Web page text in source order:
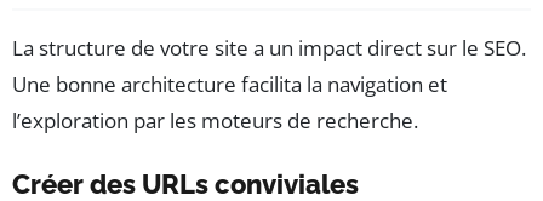
La structure de votre site a un impact direct sur le SEO.
Une bonne architecture facilita la navigation et
l’exploration par les moteurs de recherche.
Créer des URLs conviviales